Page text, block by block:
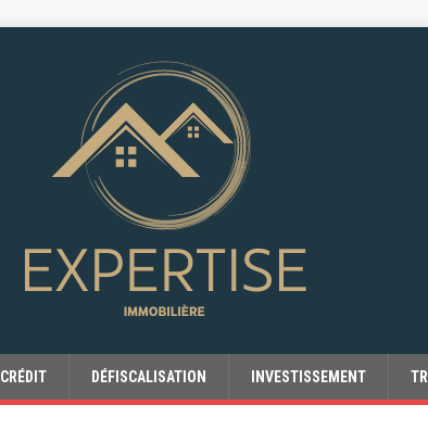
CRÉDIT DÉFISCALISATION INVESTISSEMENT